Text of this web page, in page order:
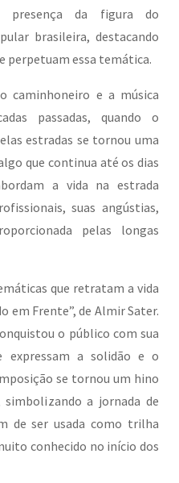
presença da figura do
brasileira, destacando
perpetuam essa temática.
caminhoneiro e a música
passadas, quando o
estradas se tornou uma
que continua até os dias
a vida na estrada
suas angústias,
pelas longas
que retratam a vida
em Frente”, de Almir Sater.
o público com sua
expressam a solidão e o
se tornou um hino
a jornada de
de ser usada como trilha
conhecido no início dos